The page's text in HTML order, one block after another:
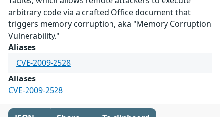
arbitrary code via a crafted Office document that
triggers memory corruption, aka "Memory Corruption
Vulnerability."
Aliases
CVE-2009-2528
Aliases
CVE-2009-2528